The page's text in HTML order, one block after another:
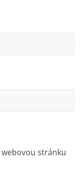
stránku